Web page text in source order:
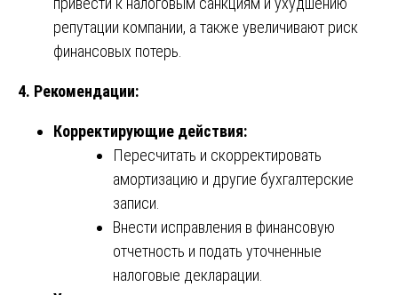
репутации компании, а также увеличивают риск
финансовых потерь.
4. Рекомендации:
Корректирующие действия:
Пересчитать и скорректировать
амортизацию и другие бухгалтерские
записи.
Внести исправления в финансовую
отчетность и подать уточненные
налоговые декларации.